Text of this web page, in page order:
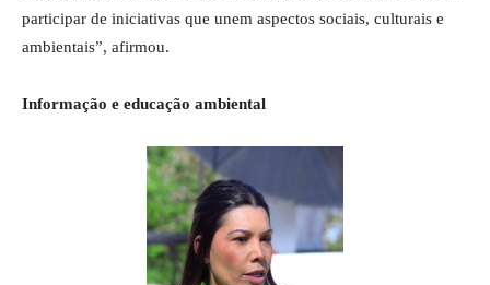
participar de iniciativas que unem aspectos sociais, culturais e
ambientais”, afirmou.
Informação e educação ambiental